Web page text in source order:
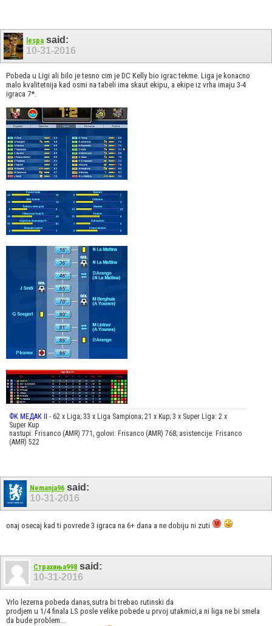
lespasaid:
10-31-2016
Pobeda u Ligi ali bilo je tesno cim je DC Kelly bio igrac tekme. Liga je konacno
malo kvalitetnija kad osmi na tabeli ima skaut ekipu, a ekipe iz vrha imaju 3-4
igraca 7*.
ФК МЕДАК II
- 62 x Liga; 33 x Liga Sampiona; 21 x Kup; 3 x Super Liga: 2 x
Super Kup
nastupi: Frisanco (AMR) 771, golovi: Frisanco (AMR) 768; asistencije: Frisanco
(AMR) 522
Nemanja96said:
10-31-2016
onaj osecaj kad ti povrede 3 igraca na 6+ dana a ne dobiju ni zuti
Страхиња998 said:
10-31-2016
Vrlo lezerna pobeda danas,sutra bi trebao rutinski da
prodjem u 1/4 finala LS posle velike pobede u prvoj utakmici,a ni liga ne bi smela
da bude problem...